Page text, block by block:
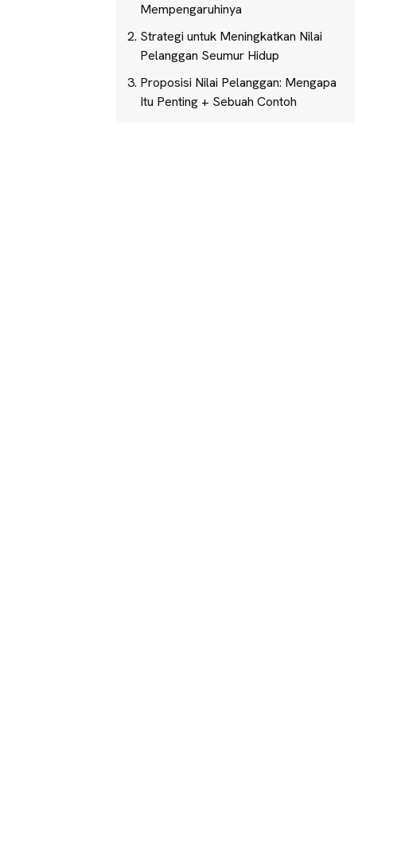
Mempengaruhinya
Strategi untuk Meningkatkan Nilai
Pelanggan Seumur Hidup
Proposisi Nilai Pelanggan: Mengapa
Itu Penting + Sebuah Contoh